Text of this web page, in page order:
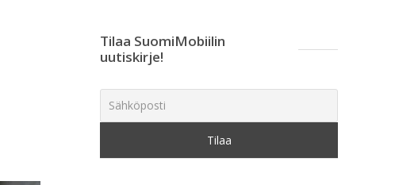
Tilaa SuomiMobiilin
uutiskirje!